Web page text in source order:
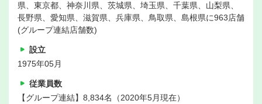
県、東京都、神奈川県、茨城県、埼玉県、千葉県、山梨県、
長野県、愛知県、滋賀県、兵庫県、鳥取県、島根県に963店舗
(グループ連結店舗数)
設立
1975年05月
従業員数
【グループ連結】8,834名（2020年5月現在）